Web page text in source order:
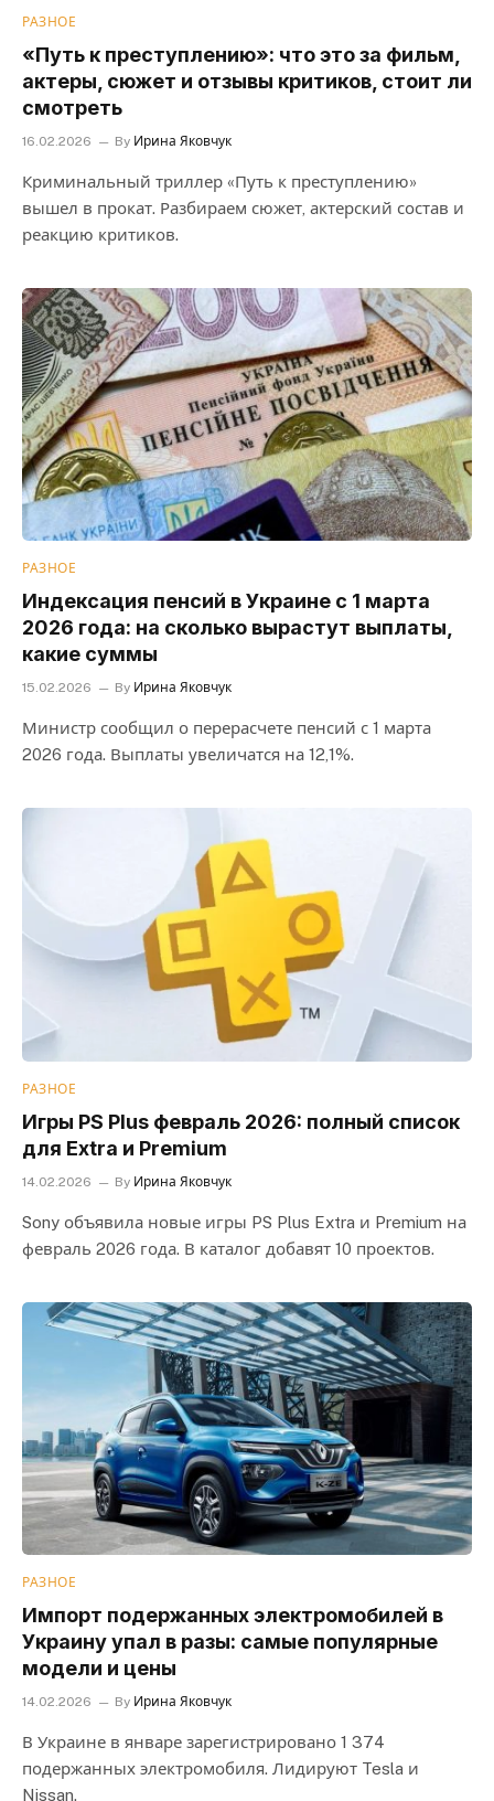
РАЗНОЕ
«Путь к преступлению»: что это за фильм,
актеры, сюжет и отзывы критиков, стоит ли
смотреть
16.02.2026 By Ирина Яковчук
Криминальный триллер «Путь к преступлению»
вышел в прокат. Разбираем сюжет, актерский состав и
реакцию критиков.
РАЗНОЕ
Индексация пенсий в Украине с 1 марта
2026 года: на сколько вырастут выплаты,
какие суммы
15.02.2026 By Ирина Яковчук
Министр сообщил о перерасчете пенсий с 1 марта
2026 года. Выплаты увеличатся на 12,1%.
РАЗНОЕ
Игры PS Plus февраль 2026: полный список
для Extra и Premium
14.02.2026 By Ирина Яковчук
Sony объявила новые игры PS Plus Extra и Premium на
февраль 2026 года. В каталог добавят 10 проектов.
РАЗНОЕ
Импорт подержанных электромобилей в
Украину упал в разы: самые популярные
модели и цены
14.02.2026 By Ирина Яковчук
В Украине в январе зарегистрировано 1 374
подержанных электромобиля. Лидируют Tesla и
Nissan.